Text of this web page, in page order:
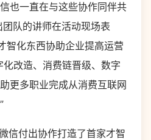
也一直在与这些协作同伴共
队的讲师在活动现场表
智化东西协助企业提高运营
化改造、消费链晋级、数字
更多职业完成从消费互联网
信付出协作打造了首家才智